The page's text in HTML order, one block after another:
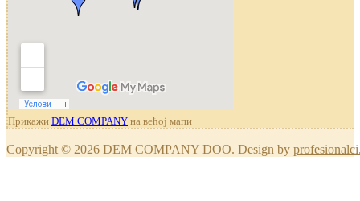
Прикажи DEM COMPANY на већој мапи
Copyright © 2026 DEM COMPANY DOO. Design by